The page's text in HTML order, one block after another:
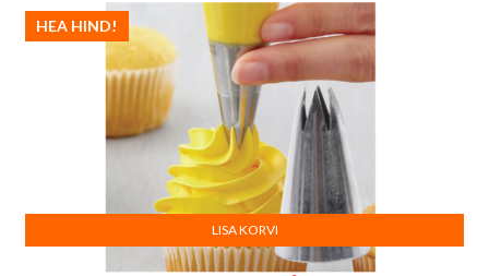
HEA HIND!
LISA KORVI